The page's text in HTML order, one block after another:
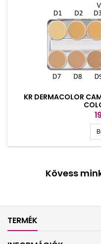
KR DERMACOLOR
Ár
Kövess
TERMÉK